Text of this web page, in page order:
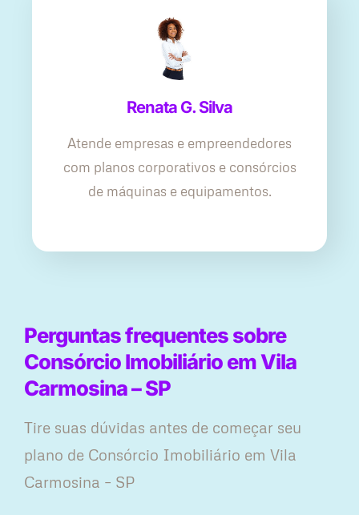
Renata G. Silva
Atende empresas e empreendedores
com planos corporativos e consórcios
de máquinas e equipamentos.
Perguntas frequentes sobre
Consórcio Imobiliário em Vila
Carmosina – SP
Tire suas dúvidas antes de começar seu
plano ​de Consórcio Imobiliário em Vila
Carmosina – SP